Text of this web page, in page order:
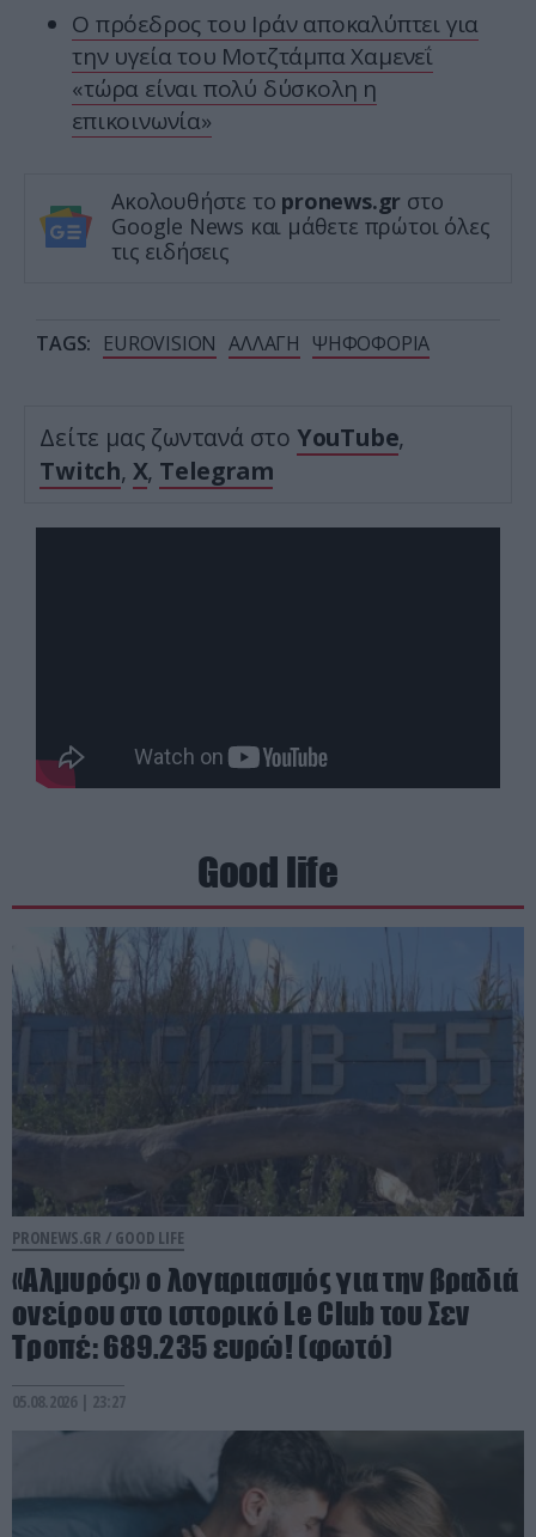
Ο πρόεδρος του Ιράν αποκαλύπτει για
την υγεία του Μοτζτάμπα Χαμενεΐ
«τώρα είναι πολύ δύσκολη η
επικοινωνία»
Ακολουθήστε το pronews.gr στο
Google News και μάθετε πρώτοι όλες
τις ειδήσεις
TAGS: EUROVISION ΑΛΛΑΓΗ ΨΗΦΟΦΟΡΙΑ
Δείτε μας ζωντανά στο YouTube,
Twitch, X, Telegram
Good life
PRONEWS.GR / GOOD LIFE
«Αλμυρός» ο λογαριασμός για την βραδιά
ονείρου στο ιστορικό Le Club του Σεν
Τροπέ: 689.235 ευρώ! (φωτό)
05.08.2026 | 23:27